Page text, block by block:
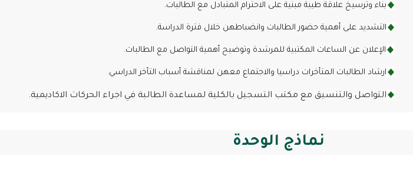
بناء وترسيخ علاقة طيبة مبنية على الاحترام المتبادل مع الطالبات.
التشديد على أهمية حضور الطالبات وانضباطهن خلال فترة الدراسة.
الإعلان عن الساعات المكتبية للمرشدة وتوضيح أهمية التواصل مع الطالبات.
ارشاد الطالبات المتأخرات دراسيا والاجتماع معهن لمناقشة أسباب التأخر الدراسي.
التواصل والتنسيق مع مكتب التسجيل بالكلية لمساعدة الطالبة في اجراء الحركات الاكاديمية.
نماذج الوحدة